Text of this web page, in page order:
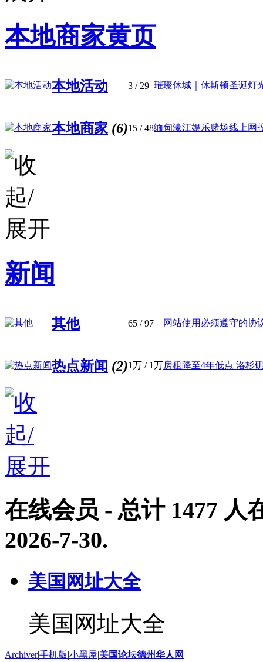
本地商家黄页
本地活动 3 / 29 璀璨休城｜休斯顿圣诞灯
本地商家(6)15 / 48缅甸濠江娱乐赌场线上网
新闻
其他 65 / 97 网站使用必须遵守的协
热点新闻 (2)1万 / 1万房租降至4年低点 洛杉
在线会员 - 总计 1477 人
2026-7-30.
美国网址大全
美国网址大全
Archiver|手机版|小黑屋|美国论坛德州华人网